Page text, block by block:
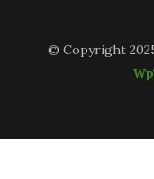
© Copyright